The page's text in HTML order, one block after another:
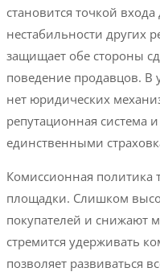
становится точкой входа
нестабильности других
защищает обе стороны
поведение продавцов. В
нет юридических
репутационная система и
единственными
Комиссионная политика
площадки. Слишком
покупателей и снижают
стремится удерживать
позволяет развиваться